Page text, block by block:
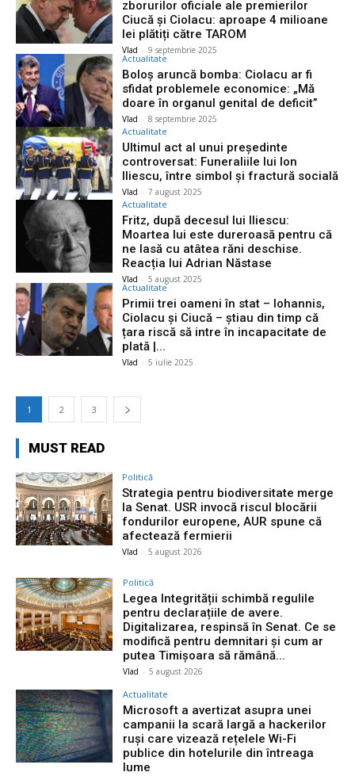
zborurilor oficiale ale premierilor
Ciucă și Ciolacu: aproape 4 milioane
lei plătiți către TAROM
Vlad - 9 septembrie 2025
Actualitate
Boloș aruncă bomba: Ciolacu ar fi
sfidat problemele economice: „Mă
doare în organul genital de deficit”
Vlad - 8 septembrie 2025
Actualitate
Ultimul act al unui președinte
controversat: Funeraliile lui Ion
Iliescu, între simbol și fractură socială
Vlad - 7 august 2025
Actualitate
Fritz, după decesul lui Iliescu:
Moartea lui este dureroasă pentru că
ne lasă cu atâtea răni deschise.
Reacția lui Adrian Năstase
Vlad - 5 august 2025
Actualitate
Primii trei oameni în stat – Iohannis,
Ciolacu și Ciucă – știau din timp că
țara riscă să intre în incapacitate de
plată |...
Vlad - 5 iulie 2025
1 2 3
MUST READ
Politică
Strategia pentru biodiversitate merge
la Senat. USR invocă riscul blocării
fondurilor europene, AUR spune că
afectează fermierii
Vlad - 5 august 2026
Politică
Legea Integrității schimbă regulile
pentru declarațiile de avere.
Digitalizarea, respinsă în Senat. Ce se
modifică pentru demnitari și cum ar
putea Timișoara să rămână...
Vlad - 5 august 2026
Actualitate
Microsoft a avertizat asupra unei
campanii la scară largă a hackerilor
ruși care vizează rețelele Wi-Fi
publice din hotelurile din întreaga
lume